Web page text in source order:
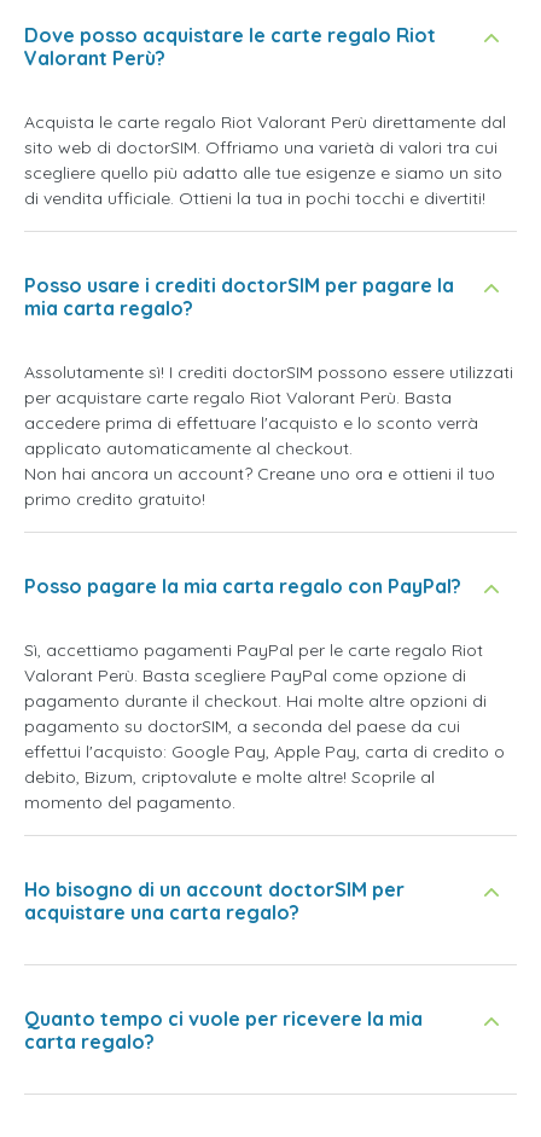
Dove posso acquistare le carte regalo Riot
Valorant Perù?
Acquista le carte regalo Riot Valorant Perù direttamente dal
sito web di doctorSIM. Offriamo una varietà di valori tra cui
scegliere quello più adatto alle tue esigenze e siamo un sito
di vendita ufficiale. Ottieni la tua in pochi tocchi e divertiti!
Posso usare i crediti doctorSIM per pagare la
mia carta regalo?
Assolutamente sì! I crediti doctorSIM possono essere utilizzati
per acquistare carte regalo Riot Valorant Perù. Basta
accedere prima di effettuare l'acquisto e lo sconto verrà
applicato automaticamente al checkout.
Non hai ancora un account? Creane uno ora e ottieni il tuo
primo credito gratuito!
Posso pagare la mia carta regalo con PayPal?
Sì, accettiamo pagamenti PayPal per le carte regalo Riot
Valorant Perù. Basta scegliere PayPal come opzione di
pagamento durante il checkout. Hai molte altre opzioni di
pagamento su doctorSIM, a seconda del paese da cui
effettui l'acquisto: Google Pay, Apple Pay, carta di credito o
debito, Bizum, criptovalute e molte altre! Scoprile al
momento del pagamento.
Ho bisogno di un account doctorSIM per
acquistare una carta regalo?
Quanto tempo ci vuole per ricevere la mia
carta regalo?